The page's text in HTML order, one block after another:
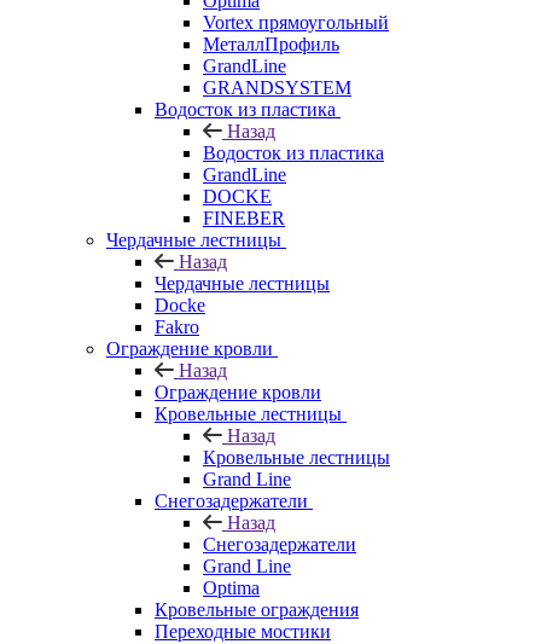
Vortex прямоугольный
МеталлПрофиль
GrandLine
GRANDSYSTEM
Водосток из пластика
Назад
Водосток из пластика
GrandLine
DOCKE
FINEBER
Чердачные лестницы
Назад
Чердачные лестницы
Docke
Fakro
Ограждение кровли
Назад
Ограждение кровли
Кровельные лестницы
Назад
Кровельные лестницы
Grand Line
Снегозадержатели
Назад
Снегозадержатели
Grand Line
Optima
Кровельные ограждения
Переходные мостики